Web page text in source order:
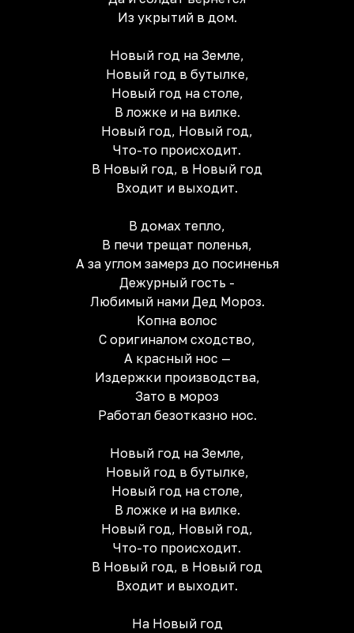
Из укрытий в дом.
Новый год на Земле,
Новый год в бутылке,
Новый год на столе,
В ложке и на вилке.
Новый год, Новый год,
Что-то происходит.
В Новый год, в Новый год
Входит и выходит.
В домах тепло,
В печи трещат поленья,
А за углом замерз до посиненья
Дежурный гость -
Любимый нами Дед Мороз.
Копна волос
С оригиналом сходство,
А красный нос —
Издержки производства,
Зато в мороз
Работал безотказно нос.
Новый год на Земле,
Новый год в бутылке,
Новый год на столе,
В ложке и на вилке.
Новый год, Новый год,
Что-то происходит.
В Новый год, в Новый год
Входит и выходит.
На Новый год